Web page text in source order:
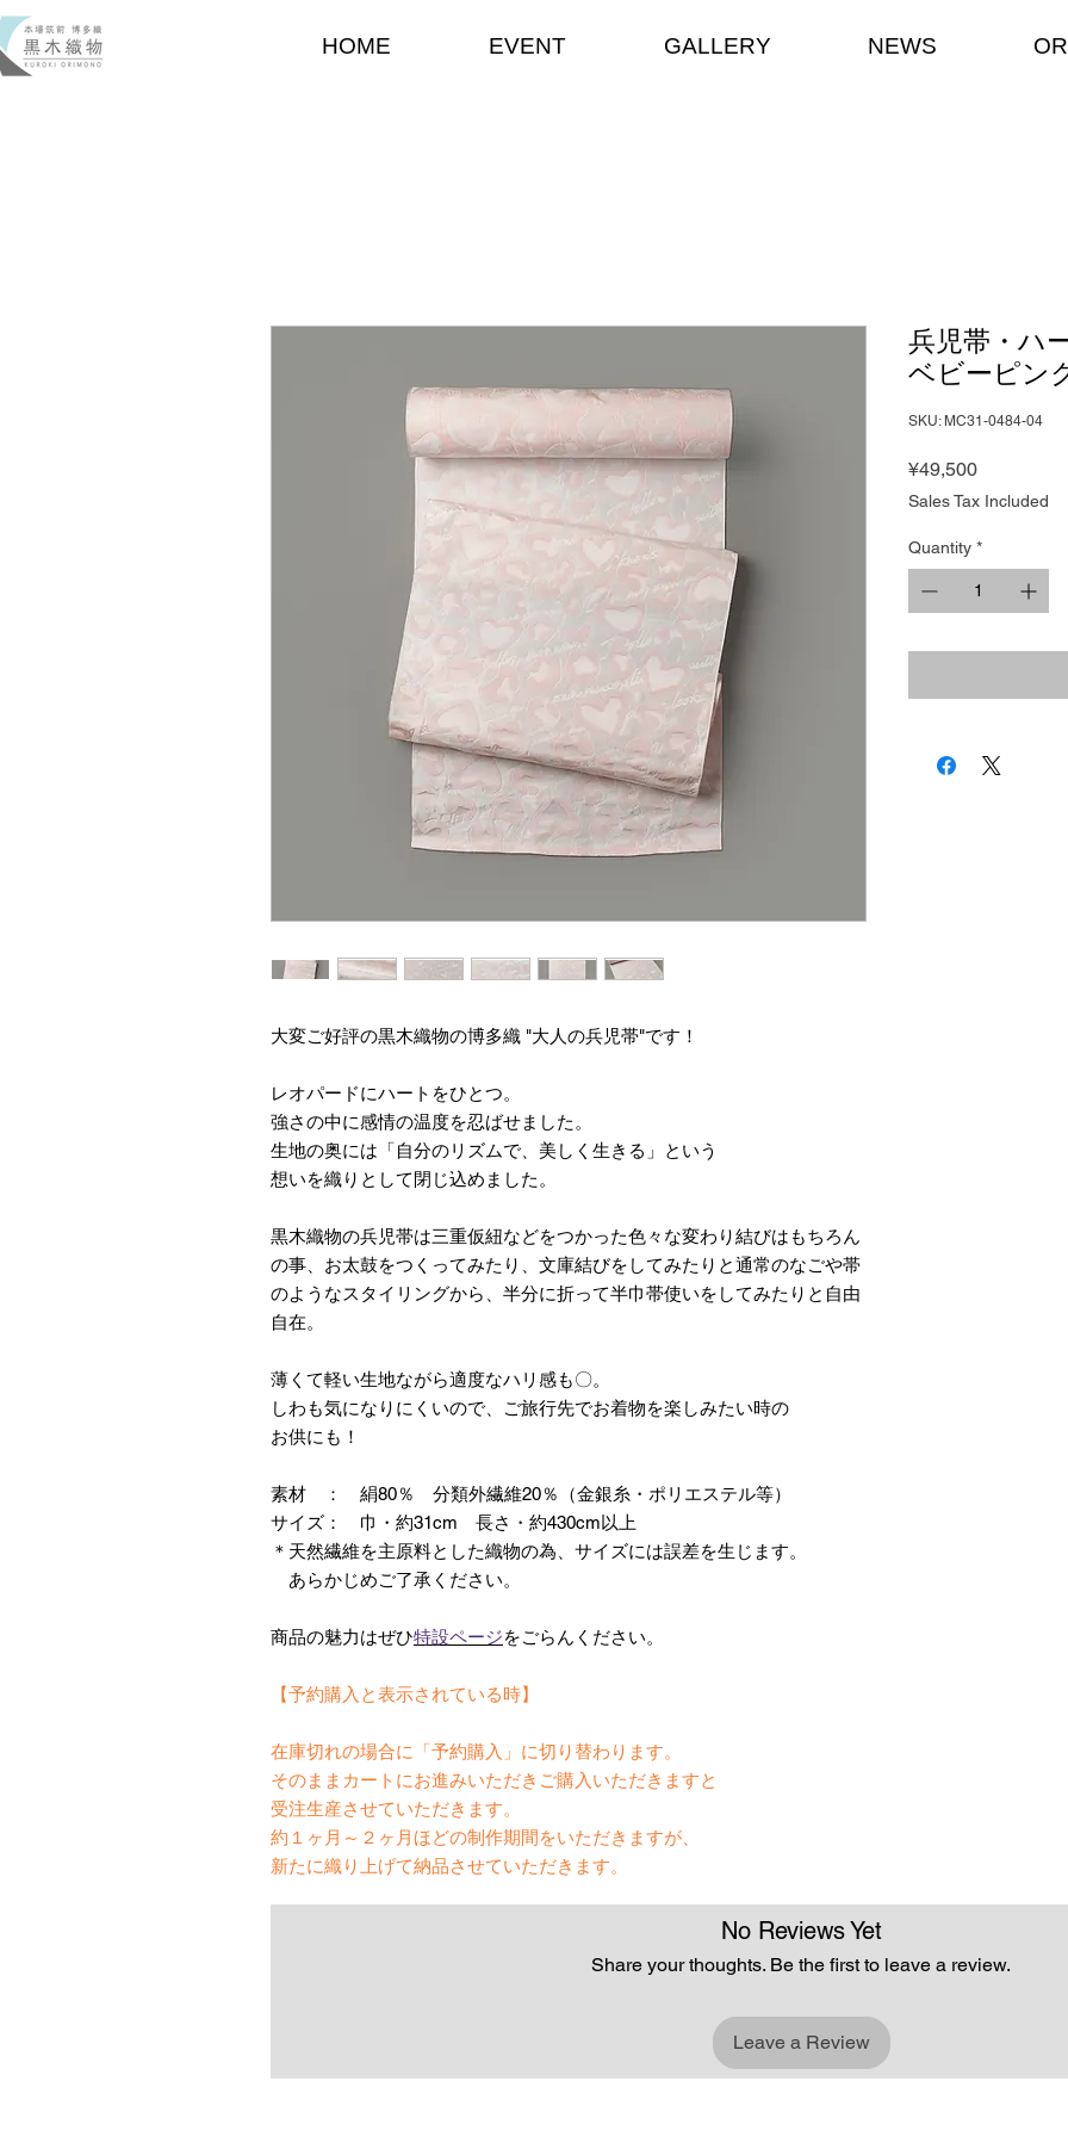
HOME EVENT GALLERY NEWS
大変ご好評の黒木織物の博多織 "大人の兵児帯"です！
レオパードにハートをひとつ。
強さの中に感情の温度を忍ばせました。
生地の奥には「自分のリズムで、美しく生きる」という
想いを織りとして閉じ込めました。
黒木織物の兵児帯は三重仮紐などをつかった色々な変わり結びはもちろん
の事、お太鼓をつくってみたり、文庫結びをしてみたりと通常のなごや帯
のようなスタイリングから、半分に折って半巾帯使いをしてみたりと自由
自在。
薄くて軽い生地ながら適度なハリ感も〇。
しわも気になりにくいので、ご旅行先でお着物を楽しみたい時の
お供にも！
素材 ： 絹80％ 分類外繊維20％（金銀糸・ポリエステル等）
サイズ： 巾・約31cm 長さ・約430cm以上
＊天然繊維を主原料とした織物の為、サイズには誤差を生じます。
あらかじめご了承ください。
商品の魅力はぜひ特設ページをごらんください。
【予約購入と表示されている時】
在庫切れの場合に「予約購入」に切り替わります。
そのままカートにお進みいただきご購入いただきますと
受注生産させていただきます。
約１ヶ月～２ヶ月ほどの制作期間をいただきますが、
新たに織り上げて納品させていただきます。
兵児帯・ハ
ベビーピン
SKU: MC31-0484-04
¥49,500Price
Sales Tax Included
Quantity *
No Reviews Yet
Share your thoughts. Be the first to leave a review.
Leave a Review